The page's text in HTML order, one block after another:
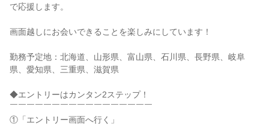
で応援します。
画面越しにお会いできることを楽しみにしています！
勤務予定地：北海道、山形県、富山県、石川県、長野県、岐阜
県、愛知県、三重県、滋賀県
◆エントリーはカンタン2ステップ！
￣￣￣￣￣￣￣￣￣￣￣￣￣￣￣￣￣
①「エントリー画面へ行く」